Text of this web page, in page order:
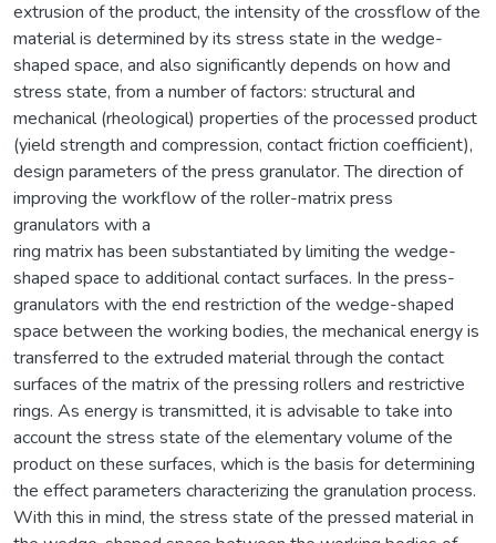
extrusion of the product, the intensity of the crossflow of the
material is determined by its stress state in the wedge-
shaped space, and also significantly depends on how and
stress state, from a number of factors: structural and
mechanical (rheological) properties of the processed product
(yield strength and compression, contact friction coefficient),
design parameters of the press granulator. The direction of
improving the workflow of the roller-matrix press
granulators with a
ring matrix has been substantiated by limiting the wedge-
shaped space to additional contact surfaces. In the press-
granulators with the end restriction of the wedge-shaped
space between the working bodies, the mechanical energy is
transferred to the extruded material through the contact
surfaces of the matrix of the pressing rollers and restrictive
rings. As energy is transmitted, it is advisable to take into
account the stress state of the elementary volume of the
product on these surfaces, which is the basis for determining
the effect parameters characterizing the granulation process.
With this in mind, the stress state of the pressed material in